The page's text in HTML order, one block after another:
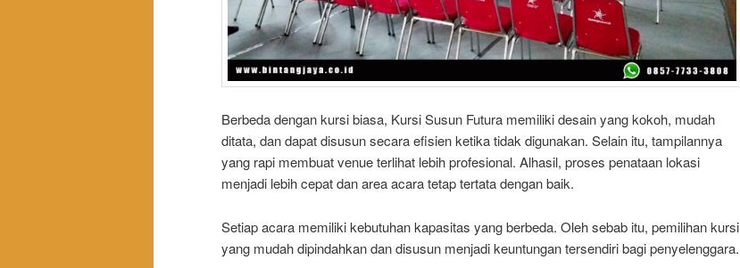
Berbeda dengan kursi biasa, Kursi Susun Futura memiliki desain yang kokoh, mudah
ditata, dan dapat disusun secara efisien ketika tidak digunakan. Selain itu, tampilannya
yang rapi membuat venue terlihat lebih profesional. Alhasil, proses penataan lokasi
menjadi lebih cepat dan area acara tetap tertata dengan baik.
Setiap acara memiliki kebutuhan kapasitas yang berbeda. Oleh sebab itu, pemilihan kursi
yang mudah dipindahkan dan disusun menjadi keuntungan tersendiri bagi penyelenggara.